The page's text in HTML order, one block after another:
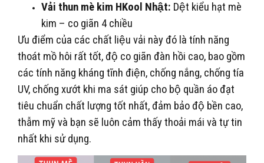
Vải thun mè kim HKool Nhật: Dệt kiểu hạt mè
kim – co giãn 4 chiều
Ưu điểm của các chất liệu vải này đó là tính năng
thoát mồ hôi rất tốt, độ co giãn đàn hồi cao, bao gồm
các tính năng kháng tĩnh điện, chống nắng, chống tía
UV, chống xướt khi ma sát giúp cho bộ quần áo đạt
tiêu chuẩn chất lượng tốt nhất, đảm bảo độ bền cao,
thẫm mỹ và bạn sẽ luôn cảm thấy thoải mái và tự tin
nhất khi sử dụng.